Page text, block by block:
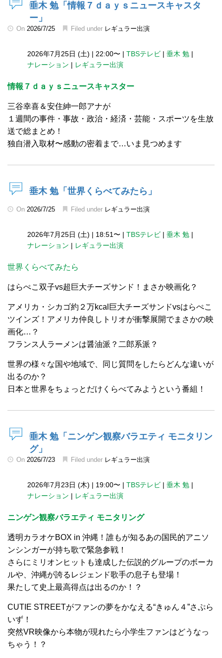
垂木 勉「情報７ｄａｙｓニュースキャスタ
ー」
On 2026/7/25 Filed under レギュラー出演
2026年7月25日 (土) | 22:00〜 | TBSテレビ | 垂木 勉 |
ナレーション | レギュラー出演
情報７ｄａｙｓニュースキャスター
三谷幸喜＆安住紳一郎アナが
１週間の事件・事故・政治・経済・芸能・スポーツを生放
送で総まとめ！
独自潜入取材〜感動の密着まで…いま見つめます
垂木 勉「世界くらべてみたら」
On 2026/7/25 Filed under レギュラー出演
2026年7月25日 (土) | 18:51〜 | TBSテレビ | 垂木 勉 |
ナレーション | レギュラー出演
世界くらべてみたら
はらぺこ双子vs超巨大チーズサンド！まさか映画化？
アメリカ・シカゴ約２万kcal巨大チーズサンドvsはらぺこ
ツインズ！アメリカ仲良しトリオが衝撃展開でまさかの映
画化…？
フランス人ラーメンは醤油派？二郎系派？
世界の様々な国や地域で、同じ質問をしたらどんな違いが
出るのか？
日本と世界をちょっとだけくらべてみようという番組！
垂木 勉「ニンゲン観察バラエティ モニタリン
グ」
On 2026/7/23 Filed under レギュラー出演
2026年7月23日 (木) | 19:00〜 | TBSテレビ | 垂木 勉 |
ナレーション | レギュラー出演
ニンゲン観察バラエティ モニタリング
透明カラオケBOX in 沖縄！誰もが知るあの国民的アニソ
ンシンガーが持ち歌で緊急参戦！
さらにミリオンヒットも達成した伝説的グループのボーカ
ルや、沖縄が誇るレジェンド歌手の息子も登場！
果たして史上最高得点は出るのか！？
CUTIE STREETがファンの夢をかなえる“きゅん４”さぷら
いず！
突然VR映像から本物が現れたら小学生ファンはどうなっ
ちゃう！？